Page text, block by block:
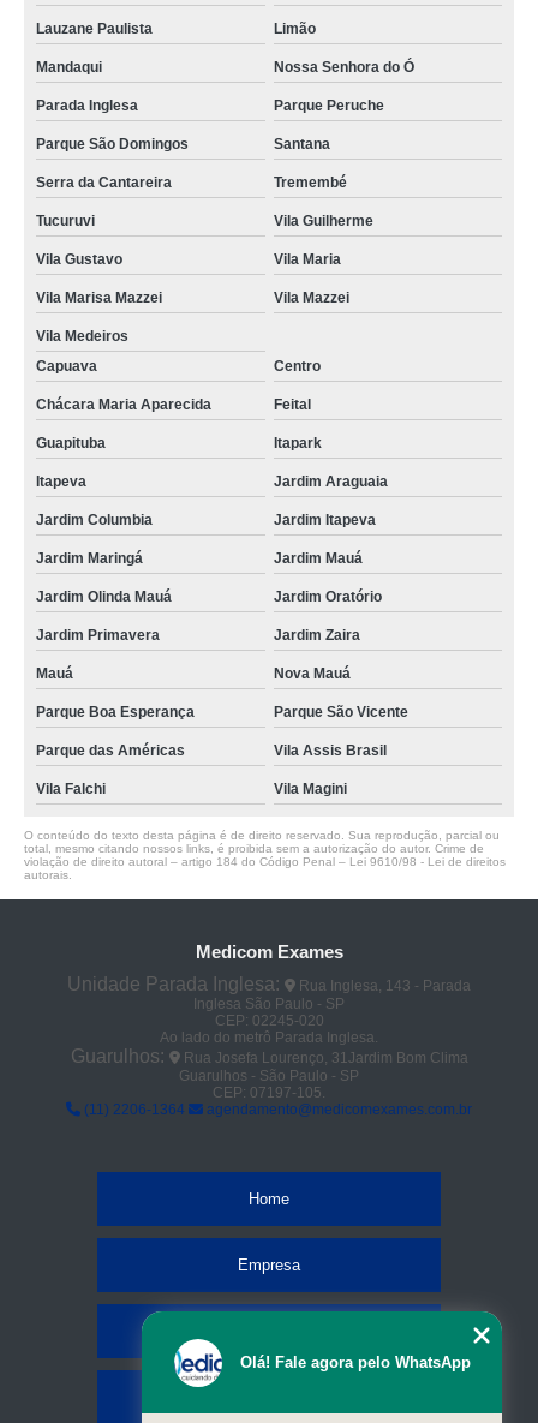
Lauzane Paulista Limão
Mandaqui Nossa Senhora do Ó
Parada Inglesa Parque Peruche
Parque São Domingos Santana
Serra da Cantareira Tremembé
Tucuruvi Vila Guilherme
Vila Gustavo Vila Maria
Vila Marisa Mazzei Vila Mazzei
Vila Medeiros
Capuava
Centro
Chácara Maria Aparecida Feital
Guapituba Itapark
Itapeva Jardim Araguaia
Jardim Columbia Jardim Itapeva
Jardim Maringá Jardim Mauá
Jardim Olinda Mauá Jardim Oratório
Jardim Primavera Jardim Zaira
Mauá Nova Mauá
Parque Boa Esperança Parque São Vicente
Parque das Américas Vila Assis Brasil
Vila Falchi Vila Magini
O conteúdo do texto desta página é de direito reservado. Sua reprodução, parcial ou
total, mesmo citando nossos links, é proibida sem a autorização do autor. Crime de
violação de direito autoral – artigo 184 do Código Penal – Lei 9610/98 - Lei de direitos
autorais
Medicom Exames
Unidade Parada Inglesa:
Rua Inglesa, 143 - Parada
Inglesa São Paulo - SP
CEP: 02245-020
Ao lado do metrô Parada Inglesa.
Guarulhos:
Rua Josefa Lourenço, 31Jardim Bom Clima
Guarulhos - São Paulo - SP
CEP: 07197-105.
(11) 2206-1364
agendamento@medicomexames.com.br
Home
Empresa
Olá! Fale agora pelo WhatsApp